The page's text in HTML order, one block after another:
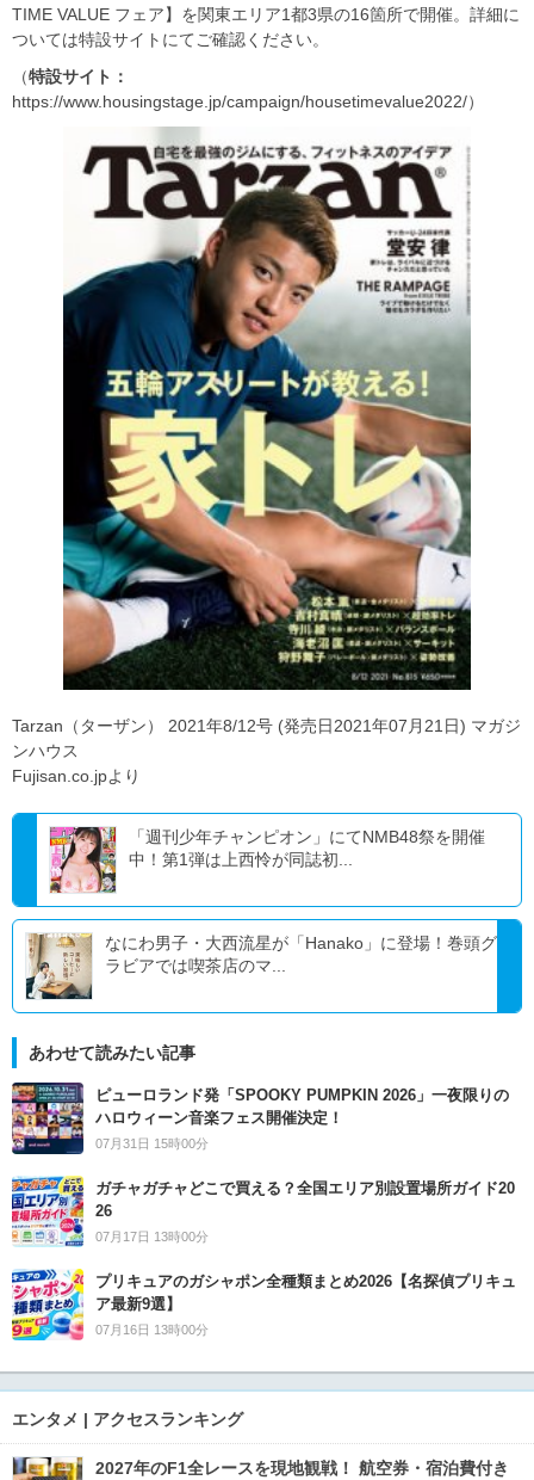
TIME VALUE フェア】を関東エリア1都3県の16箇所で開催。詳細に
ついては特設サイトにてご確認ください。
（特設サイト：
https://www.housingstage.jp/campaign/housetimevalue2022/）
Tarzan（ターザン） 2021年8/12号 (発売日2021年07月21日) マガジ
ンハウス
Fujisan.co.jpより
「週刊少年チャンピオン」にてNMB48祭を開催
中！第1弾は上西怜が同誌初...
なにわ男子・大西流星が「Hanako」に登場！巻頭グ
ラビアでは喫茶店のマ...
あわせて読みたい記事
ピューロランド発「SPOOKY PUMPKIN 2026」一夜限りの
ハロウィーン音楽フェス開催決定！
07月31日 15時00分
ガチャガチャどこで買える？全国エリア別設置場所ガイド20
26
07月17日 13時00分
プリキュアのガシャポン全種類まとめ2026【名探偵プリキュ
ア最新9選】
07月16日 13時00分
エンタメ | アクセスランキング
2027年のF1全レースを現地観戦！ 航空券・宿泊費付き